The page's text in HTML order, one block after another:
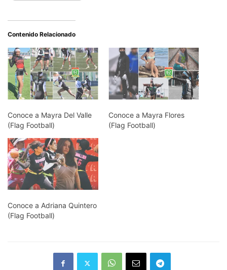
Contenido Relacionado
Conoce a Mayra Del Valle
(Flag Football)
Conoce a Mayra Flores
(Flag Football)
Conoce a Adriana Quintero
(Flag Football)